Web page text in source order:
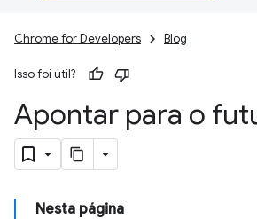
Chrome for Developers Blog
Isso foi útil?
Apontar para o
Nesta página